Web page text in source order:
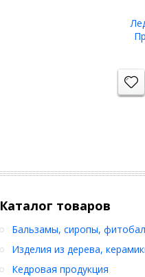
Каталог товаров
Бальзамы, сиропы,
Изделия из дерева,
Кедровая продукция